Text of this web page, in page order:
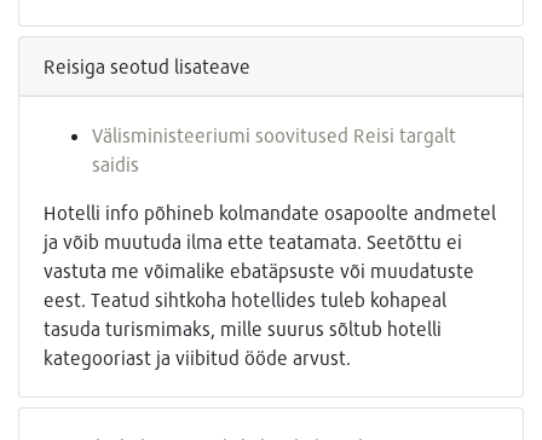
Reisiga seotud lisateave
Välisministeeriumi soovitused Reisi targalt
saidis
Hotelli info põhineb kolmandate osapoolte andmetel
ja võib muutuda ilma ette teatamata. Seetõttu ei
vastuta me võimalike ebatäpsuste või muudatuste
eest. Teatud sihtkoha hotellides tuleb kohapeal
tasuda turismimaks, mille suurus sõltub hotelli
kategooriast ja viibitud ööde arvust.